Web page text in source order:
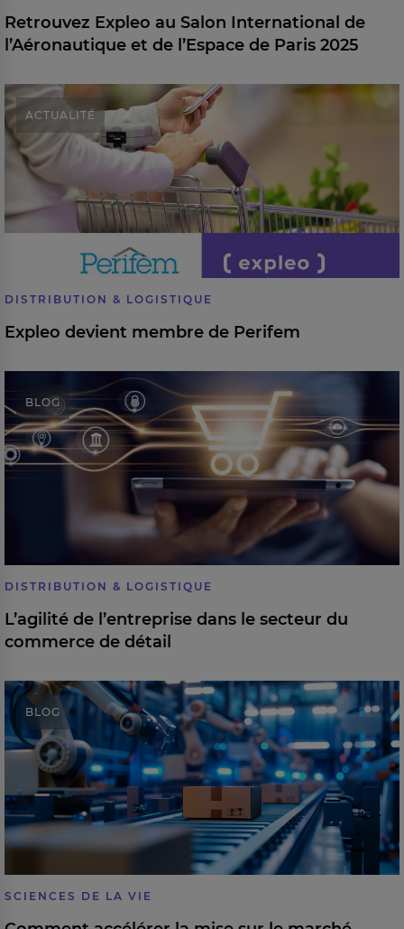
Retrouvez Expleo au Salon International de
l’Aéronautique et de l’Espace de Paris 2025
Expleo devient membre de Perifem
ACTUALITÉ
DISTRIBUTION & LOGISTIQUE
Expleo devient membre de Perifem
L’agilité de l’entreprise dans le secteur du commerce
de détail
BLOG
DISTRIBUTION & LOGISTIQUE
L’agilité de l’entreprise dans le secteur du
commerce de détail
Comment accélérer la mise sur le marché et
augmenter les revenus dans le domaine des sciences
de la vie
BLOG
SCIENCES DE LA VIE